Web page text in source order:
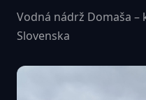
Vodná nádrž Domaša
Slovenska